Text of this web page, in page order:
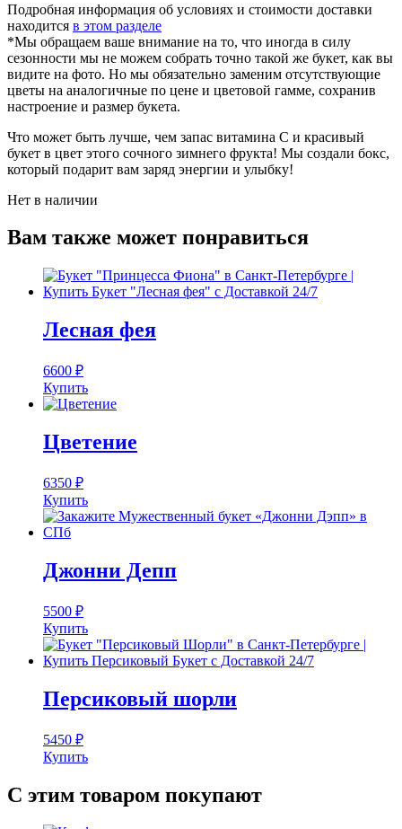
Подробная информация об условиях и стоимости доставки
находится в этом разделе
*Мы обращаем ваше внимание на то, что иногда в силу
сезонности мы не можем собрать точно такой же букет, как вы
видите на фото. Но мы обязательно заменим отсутствующие
цветы на аналогичные по цене и цветовой гамме, сохранив
настроение и размер букета.
Что может быть лучше, чем запас витамина С и красивый
букет в цвет этого сочного зимнего фрукта! Мы создали бокс,
который подарит вам заряд энергии и улыбку!
Нет в наличии
Вам также может понравиться
Лесная фея
6600 ₽
Купить
Цветение
6350 ₽
Купить
Джонни Депп
5500 ₽
Купить
Персиковый шорли
5450 ₽
Купить
С этим товаром покупают